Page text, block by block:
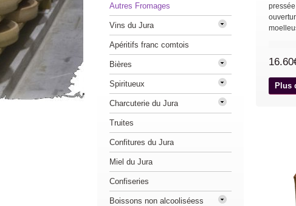
Plus
Autres Fromages
Vins du Jura
Apéritifs franc comtois
Bières
Spiritueux
Charcuterie du Jura
Truites
Confitures du Jura
Miel du Jura
Confiseries
Boissons non alcooliséess